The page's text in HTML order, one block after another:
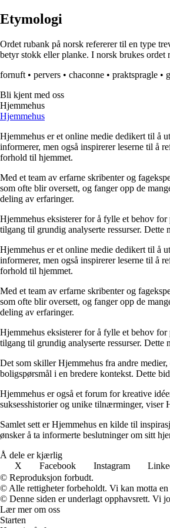
Etymologi
Ordet rubank på norsk refererer til en type
betyr stokk eller planke. I norsk brukes ordet
fornuft • pervers • chaconne • praktspragle •
Bli kjent med oss
Hjemmehus
Hjemmehus
Hjemmehus er et online medie dedikert til å
informerer, men også inspirerer leserne til å
forhold til hjemmet.
Med et team av erfarne skribenter og
som ofte blir oversett, og fanger opp de
deling av erfaringer.
Hjemmehus eksisterer for å fylle et behov
tilgang til grundig analyserte ressurser.
Hjemmehus er et online medie dedikert til å
informerer, men også inspirerer leserne til å
forhold til hjemmet.
Med et team av erfarne skribenter og
som ofte blir oversett, og fanger opp de
deling av erfaringer.
Hjemmehus eksisterer for å fylle et behov
tilgang til grundig analyserte ressurser.
Det som skiller Hjemmehus fra andre
boligspørsmål i en bredere kontekst. Dette
Hjemmehus er også et forum for kreative
suksesshistorier og unike tilnærminger, viser
Samlet sett er Hjemmehus en kilde til
ønsker å ta informerte beslutninger om sitt
Å dele er kjærlig
X
Facebook Instagram
© Reproduksjon forbudt.
© Alle rettigheter forbeholdt. Vi kan motta en
© Denne siden er underlagt opphavsrett. Vi
Lær mer om oss
Starten